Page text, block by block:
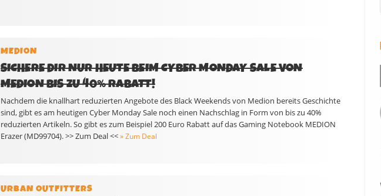
MEDION
SICHERE DIR NUR HEUTE BEIM CYBER MONDAY SALE VON
MEDION BIS ZU 40% RABATT!
Nachdem die knallhart reduzierten Angebote des Black Weekends von Medion bereits Geschichte
sind, gibt es am heutigen Cyber Monday Sale noch einen Nachschlag in Form von bis zu 40%
reduzierten Artikeln. So gibt es zum Beispiel 200 Euro Rabatt auf das Gaming Notebook MEDION
Erazer (MD99704). >> Zum Deal << » Zum Deal
URBAN OUTFITTERS